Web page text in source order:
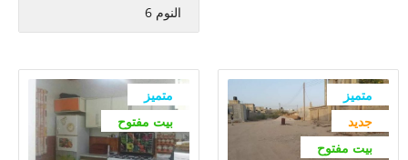
النوم 6
متميز
جديد
بيت مفتوح
متميز
بيت مفتوح